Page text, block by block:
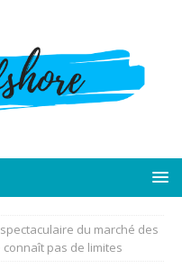
du marché des
pas de limites